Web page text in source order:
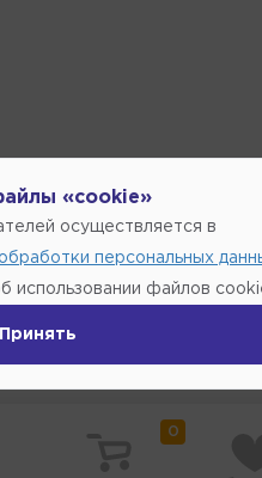
0
«cookie»
осуществляется в
персональных
использовании файлов
Принять